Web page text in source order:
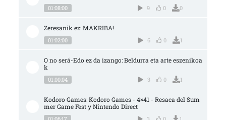
01:08:00 9 0 0
Zeresanik ez: MAKRIBA!
01:02:00 6 0 1
O no será-Edo ez da izango: Beldurra eta arte eszenikoa
k
01:00:04 3 0 1
Kodoro Games: Kodoro Games - 4×41 - Resaca del Sum
mer Game Fest y Nintendo Direct